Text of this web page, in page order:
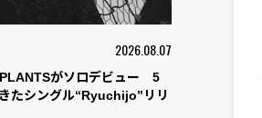
2026.08.07
がソロデビュー 5
たシングル“Ryuchijo”リリ